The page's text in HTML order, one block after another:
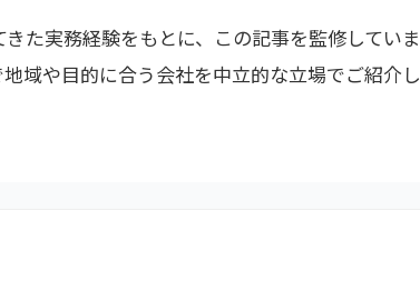
た実務経験をもとに、この記事を監修していま
域や目的に合う会社を中立的な立場でご紹介し